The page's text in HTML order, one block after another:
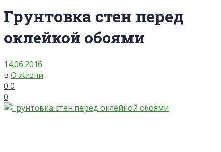
Грунтовка стен перед
оклейкой обоями
14.06.2016
в О жизни
0 0
0